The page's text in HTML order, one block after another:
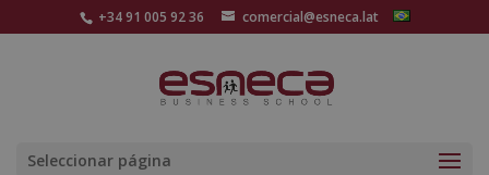
+34 91 005 92 36 comercial@esneca.lat
Seleccionar página